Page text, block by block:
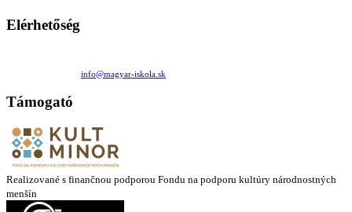
Elérhetőség
info@magyar-iskola.sk
Támogató
Realizované s finančnou podporou Fondu na podporu kultúry národnostných
menšín